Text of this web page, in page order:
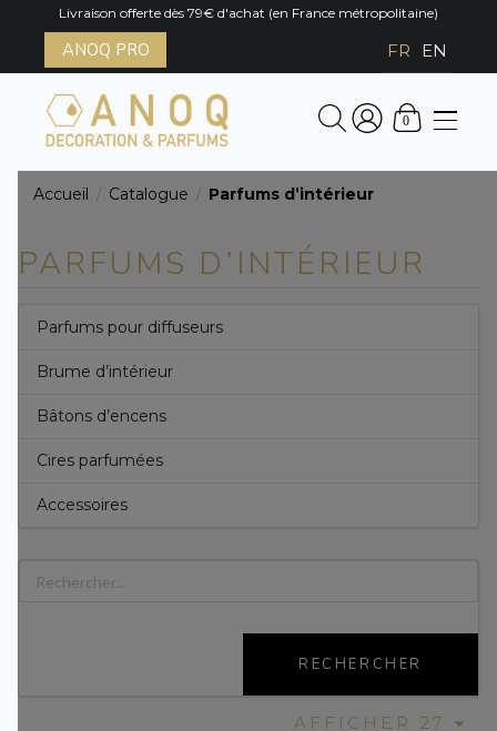
Livraison offerte dès 79€ d'achat (en France métropolitaine)
ANOQ PRO FR EN
0
Accueil / Catalogue / Parfums d’intérieur
PARFUMS D’INTÉRIEUR
Parfums pour diffuseurs
Brume d’intérieur
Bâtons d’encens
Cires parfumées
Accessoires
RECHERCHER
AFFICHER 27